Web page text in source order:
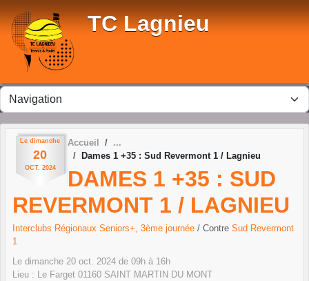
TC Lagnieu
Le dimanche
20
OCT. 2024
Accueil
Dames 1 +35 : Sud Revermont 1 / Lagnieu
DAMES 1 +35 : SUD
REVERMONT 1 / LAGNIEU
Interclubs Régionaux Seniors+, 3ème journée / Contre Sud Revermont
1
Le dimanche 20 oct. 2024 de 09h à 16h
Lieu : Le Farget 01160 SAINT MARTIN DU MONT